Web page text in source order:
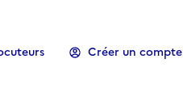
Créer un compte